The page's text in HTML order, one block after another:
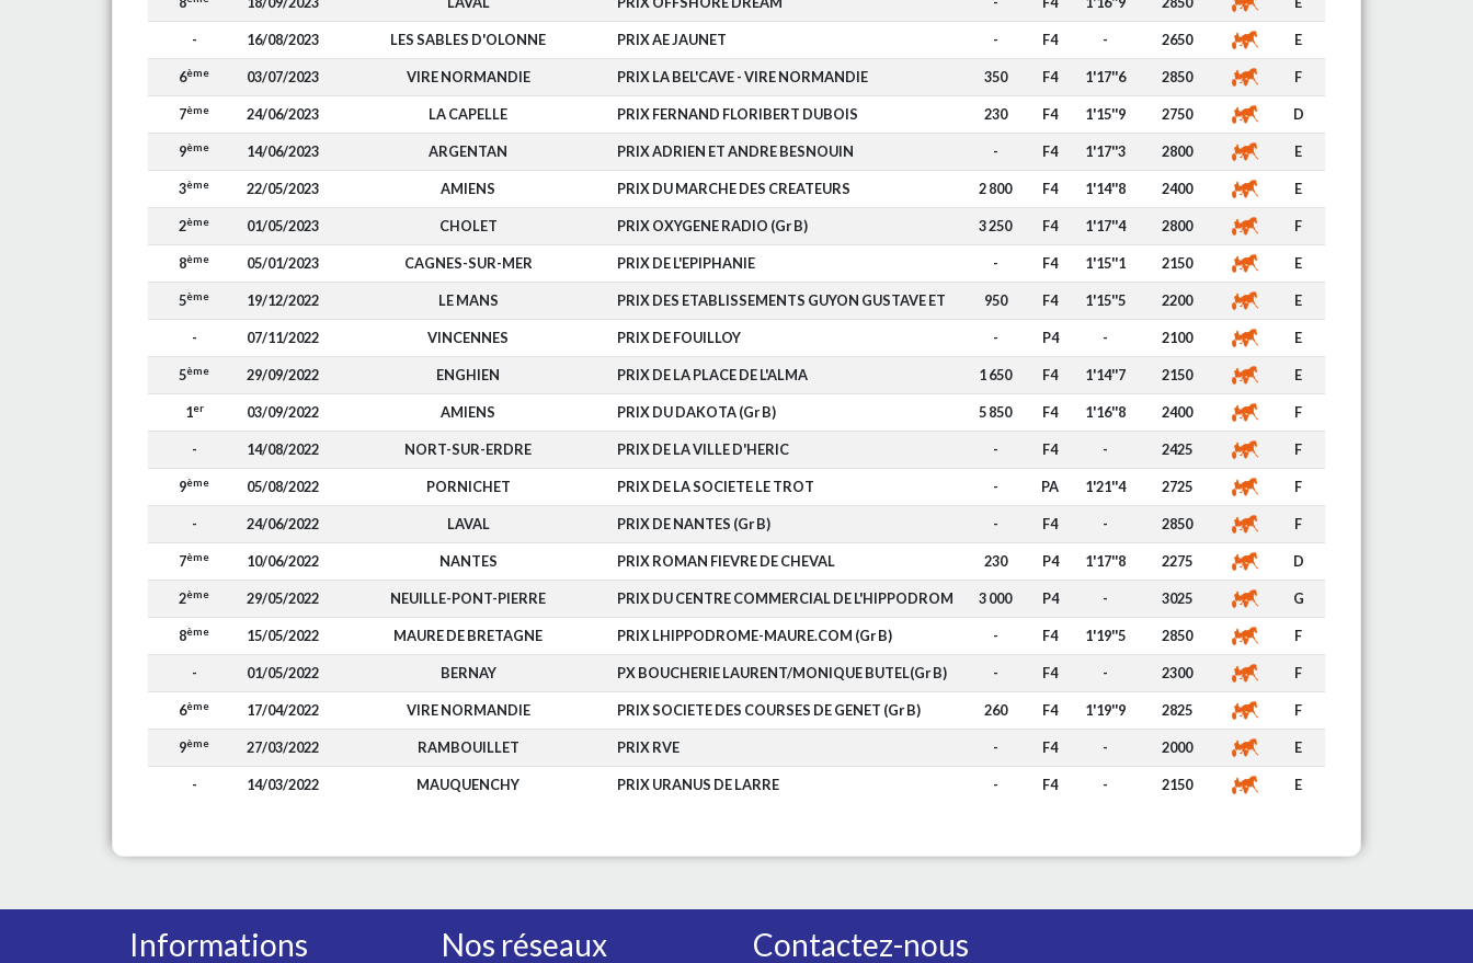
- 16/08/2023 LES SABLES D'OLONNE PRIX AE JAUNET - F4 - 2650 E
6ème 03/07/2023 VIRE NORMANDIE PRIX LA BEL'CAVE - VIRE NORMANDIE 350 F4 1'17''6 2850 F
7ème 24/06/2023 LA CAPELLE PRIX FERNAND FLORIBERT DUBOIS 230 F4 1'15''9 2750 D
9ème 14/06/2023 ARGENTAN PRIX ADRIEN ET ANDRE BESNOUIN - F4 1'17''3 2800 E
3ème 22/05/2023 AMIENS PRIX DU MARCHE DES CREATEURS 2 800 F4 1'14''8 2400 E
2ème 01/05/2023 CHOLET PRIX OXYGENE RADIO (Gr B) 3 250 F4 1'17''4 2800 F
8ème 05/01/2023 CAGNES-SUR-MER PRIX DE L'EPIPHANIE - F4 1'15''1 2150 E
5ème 19/12/2022 LE MANS PRIX DES ETABLISSEMENTS GUYON GUSTAVE ET 950 F4 1'15''5 2200 E
- 07/11/2022 VINCENNES PRIX DE FOUILLOY - P4 - 2100 E
5ème 29/09/2022 ENGHIEN PRIX DE LA PLACE DE L'ALMA 1 650 F4 1'14''7 2150 E
1er 03/09/2022 AMIENS PRIX DU DAKOTA (Gr B) 5 850 F4 1'16''8 2400 F
- 14/08/2022 NORT-SUR-ERDRE PRIX DE LA VILLE D'HERIC - F4 - 2425 F
9ème 05/08/2022 PORNICHET PRIX DE LA SOCIETE LE TROT - PA 1'21''4 2725 F
- 24/06/2022 LAVAL PRIX DE NANTES (Gr B) - F4 - 2850 F
7ème 10/06/2022 NANTES PRIX ROMAN FIEVRE DE CHEVAL 230 P4 1'17''8 2275 D
2ème 29/05/2022 NEUILLE-PONT-PIERRE PRIX DU CENTRE COMMERCIAL DE L'HIPPODROM 3 000 P4 - 3025 G
8ème 15/05/2022 MAURE DE BRETAGNE PRIX LHIPPODROME-MAURE.COM (Gr B) - F4 1'19''5 2850 F
- 01/05/2022 BERNAY PX BOUCHERIE LAURENT/MONIQUE BUTEL(Gr B) - F4 - 2300 F
6ème 17/04/2022 VIRE NORMANDIE PRIX SOCIETE DES COURSES DE GENET (Gr B) 260 F4 1'19''9 2825 F
9ème 27/03/2022 RAMBOUILLET PRIX RVE - F4 - 2000 E
- 14/03/2022 MAUQUENCHY PRIX URANUS DE LARRE - F4 - 2150 E
Informations Nos réseaux Contactez-nous